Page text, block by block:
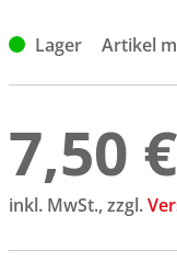
Lager Artikel
7,50 €
inkl. MwSt., zzgl.